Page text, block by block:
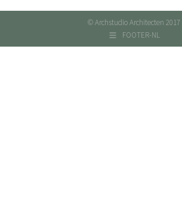
© Archstudio Architecten 2017
FOOTER-NL